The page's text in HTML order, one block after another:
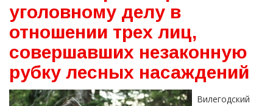
уголовному делу в
отношении трех лиц,
совершавших незаконную
рубку лесных насаждений
Вилегодский